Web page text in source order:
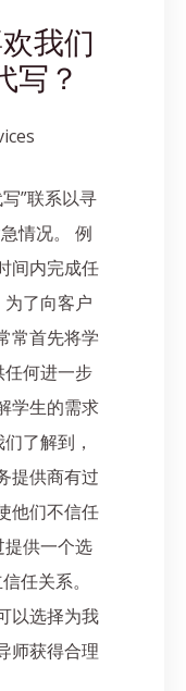
我们
写？
”联系以寻
情况。 例
间内完成任
了向客户
常首先将学
何进一步
学生的需求
了解到，
提供商有过
他们不信任
供一个选
任关系。
以选择为我
师获得合理